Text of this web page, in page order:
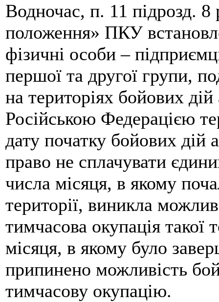
Водночас, п. 11 підрозд.
положення» ПКУ
фізичні особи –
першої та другої групи,
на територіях бойових
Російською Федерацією
дату початку бойових дій
право не сплачувати
числа місяця, в якому
території, виникла
тимчасова окупація такої
місяця, в якому було
припинено можливість
тимчасову окупацію.